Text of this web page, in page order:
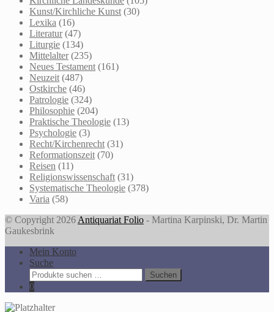
Kunst/Kirchliche Kunst (30)
Lexika (16)
Literatur (47)
Liturgie (134)
Mittelalter (235)
Neues Testament (161)
Neuzeit (487)
Ostkirche (46)
Patrologie (324)
Philosophie (204)
Praktische Theologie (13)
Psychologie (3)
Recht/Kirchenrecht (31)
Reformationszeit (70)
Reisen (11)
Religionswissenschaft (31)
Systematische Theologie (378)
Varia (58)
© Copyright 2026 Antiquariat Folio - Martina Karpinski, Dr. Martin
Gaukesbrink
Mein Konto
Suche
Suche
nach:
Suchen
0